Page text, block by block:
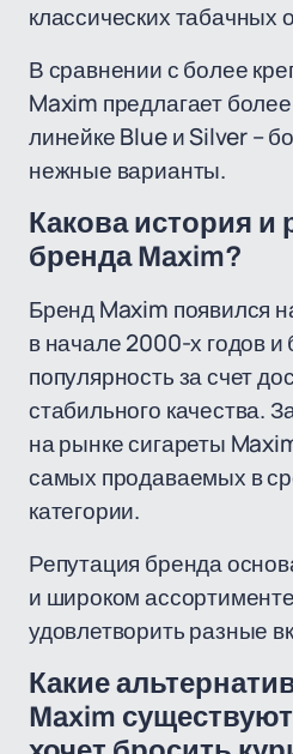
классических табачных
В сравнении с более
Maxim предлагает более
линейке Blue и Silver –
нежные варианты.
Какова история и
бренда Maxim?
Бренд Maxim появился
в начале 2000-х годов и
популярность за счет
стабильного качества.
на рынке сигареты
самых продаваемых в
категории.
Репутация бренда
и широком
удовлетворить разные
Какие
Maxim